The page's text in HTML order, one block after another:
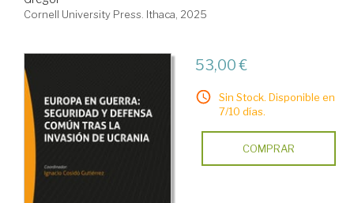
Cornell University Press. Ithaca, 2025
53,00 €
Sin Stock. Disponible en
7/10 días.
COMPRAR